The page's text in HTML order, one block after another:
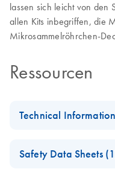
lassen sich leicht von den
allen Kits inbegriffen, die
Mikrosammelröhrchen-
Ressourcen
Technical
Replacement of
Safety Data Sheets